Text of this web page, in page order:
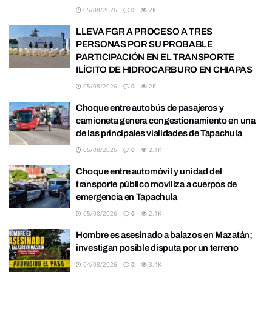
05/08/2026 0 2K
LLEVA FGR A PROCESO A TRES
PERSONAS POR SU PROBABLE
PARTICIPACIÓN EN EL TRANSPORTE
ILÍCITO DE HIDROCARBURO EN CHIAPAS
05/08/2026 0 2K
Choque entre autobús de pasajeros y
camioneta genera congestionamiento en una
de las principales vialidades de Tapachula
05/08/2026 0 2.1K
Choque entre automóvil y unidad del
transporte público moviliza a cuerpos de
emergencia en Tapachula
05/08/2026 0 2.1K
Hombre es asesinado a balazos en Mazatán;
investigan posible disputa por un terreno
04/08/2026 0 3.4K